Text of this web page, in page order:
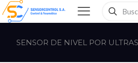
SENSOR DE NIVEL POR